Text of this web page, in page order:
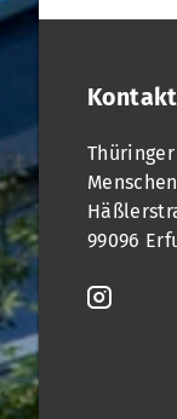
Kontakt
99096